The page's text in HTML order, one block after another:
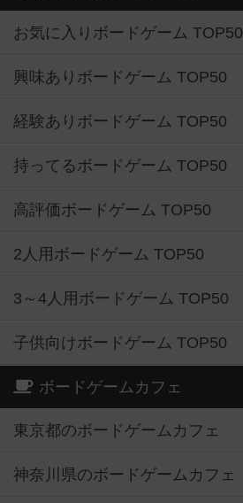
お気に入りボードゲーム TOP50
興味ありボードゲーム TOP50
経験ありボードゲーム TOP50
持ってるボードゲーム TOP50
高評価ボードゲーム TOP50
2人用ボードゲーム TOP50
3～4人用ボードゲーム TOP50
子供向けボードゲーム TOP50
ボードゲームカフェ
東京都のボードゲームカフェ
神奈川県のボードゲームカフェ